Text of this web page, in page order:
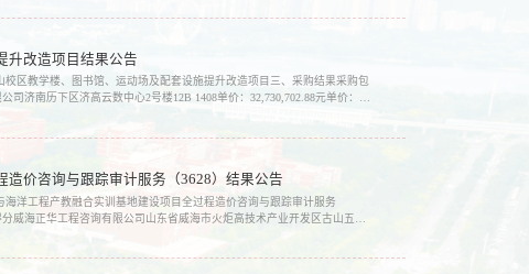
升改造项目结果公告
校区教学楼、图书馆、运动场及配套设施提升改造项目三、采购结果采购包
济南历下区济高云数中心2号楼12B 1408单价：32,730,702.88元单价：
价咨询与跟踪审计服务（3628）结果公告
海洋工程产教融合实训基地建设项目全过程造价咨询与跟踪审计服务
威海正华工程咨询有限公司山东省威海市火炬高技术产业开发区古山五巷